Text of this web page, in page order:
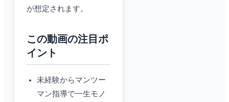
が想定されます。
この動画の注目ポ
イント
未経験からマンツー
マン指導で一生モノ